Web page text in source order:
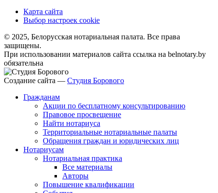
Карта сайта
Выбор настроек cookie
© 2025, Белорусская нотариальная палата. Все права
защищены.
При использовании материалов сайта ссылка на belnotary.by
обязательна
Создание сайта — Студия Борового
Гражданам
Акции по бесплатному консультированию
Правовое просвещение
Найти нотариуса
Территориальные нотариальные палаты
Обращения граждан и юридических лиц
Нотариусам
Нотариальная практика
Все материалы
Авторы
Повышение квалификации